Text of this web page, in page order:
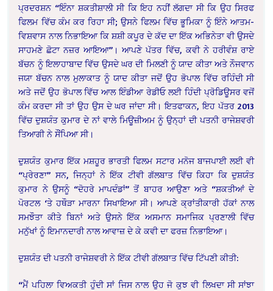
ਪ੍ਰਦਰਸ਼ਨ “ਇੰਨਾ ਸ਼ਕਤੀਸ਼ਾਲੀ ਸੀ ਕਿ ਇਹ ਨਹੀਂ ਲੱਗਦਾ ਸੀ ਕਿ ਉਹ ਸਿਰਫ
ਫਿਲਮ ਵਿੱਚ ਕੰਮ ਕਰ ਰਿਹਾ ਸੀ; ਉਸਨੇ ਫਿਲਮ ਵਿੱਚ ਭੂਮਿਕਾ ਨੂੰ ਇੰਨੇ ਆਤਮ-
ਵਿਸ਼ਵਾਸ ਨਾਲ ਨਿਭਾਇਆ ਕਿ ਸ਼ਸ਼ੀ ਕਪੂਰ ਦੇ ਕੱਦ ਦਾ ਇੱਕ ਅਭਿਨੇਤਾ ਵੀ ਉਸਦੇ
ਸਾਹਮਣੇ ਛੋਟਾ ਨਜ਼ਰ ਆਇਆ”। ਆਪਣੇ ਪੱਤਰ ਵਿੱਚ, ਕਵੀ ਨੇ ਹਰੀਵੰਸ਼ ਰਾਏ
ਬੱਚਨ ਨੂੰ ਇਲਾਹਾਬਾਦ ਵਿੱਚ ਉਸਦੇ ਘਰ ਦੀ ਮਿਲਣੀ ਨੂੰ ਯਾਦ ਕੀਤਾ ਅਤੇ ਨੌਜਵਾਨ
ਜਯਾ ਬੱਚਨ ਨਾਲ ਮੁਲਾਕਾਤ ਨੂੰ ਯਾਦ ਕੀਤਾ ਜਦੋਂ ਉਹ ਭੋਪਾਲ ਵਿੱਚ ਰਹਿੰਦੀ ਸੀ
ਅਤੇ ਜਦੋਂ ਉਹ ਭੋਪਾਲ ਵਿੱਚ ਆਲ ਇੰਡੀਆ ਰੇਡੀਓ ਲਈ ਹਿੰਦੀ ਪ੍ਰੋਡਿਊਸਰ ਵਜੋਂ
ਕੰਮ ਕਰਦਾ ਸੀ ਤਾਂ ਉਹ ਉਸ ਦੇ ਘਰ ਜਾਂਦਾ ਸੀ। ਇਤਫਾਕਨ, ਇਹ ਪੱਤਰ 2013
ਵਿੱਚ ਦੁਸ਼ਯੰਤ ਕੁਮਾਰ ਦੇ ਨਾਂ ਵਾਲੇ ਮਿਊਜ਼ੀਅਮ ਨੂੰ ਉਨ੍ਹਾਂ ਦੀ ਪਤਨੀ ਰਾਜੇਸ਼ਵਰੀ
ਤਿਆਗੀ ਨੇ ਸੌਂਪਿਆ ਸੀ।
ਦੁਸ਼ਯੰਤ ਕੁਮਾਰ ਇੱਕ ਮਸ਼ਹੂਰ ਭਾਰਤੀ ਫਿਲਮ ਸਟਾਰ ਮਨੋਜ ਬਾਜਪਾਈ ਲਈ ਵੀ
“ਪ੍ਰੇਰਣਾ” ਸਨ, ਜਿਨ੍ਹਾਂ ਨੇ ਇੱਕ ਟੀਵੀ ਗੱਲਬਾਤ ਵਿੱਚ ਕਿਹਾ ਕਿ ਦੁਸ਼ਯੰਤ
ਕੁਮਾਰ ਨੇ ਉਸਨੂੰ “ਦੋਹਰੇ ਮਾਪਦੰਡਾਂ” ਤੋਂ ਬਾਹਰ ਆਉਣਾ ਅਤੇ “ਸ਼ਕਤੀਆਂ ਦੇ
ਪੋਰਟਲ ‘ਤੇ ਹਥੌੜਾ ਮਾਰਨਾ ਸਿਖਾਇਆ ਸੀ। ਆਪਣੇ ਕ੍ਰਾਂਤੀਕਾਰੀ ਹੱਕਾਂ ਨਾਲ
ਸਮਝੌਤਾ ਕੀਤੇ ਬਿਨਾਂ ਅਤੇ ਉਸਨੇ ਇੱਕ ਅਸਮਾਨ ਸਮਾਜਿਕ ਪ੍ਰਣਾਲੀ ਵਿੱਚ
ਮਨੁੱਖਾਂ ਨੂੰ ਇਮਾਨਦਾਰੀ ਨਾਲ ਆਵਾਜ਼ ਦੇ ਕੇ ਕਵੀ ਦਾ ਫਰਜ਼ ਨਿਭਾਇਆ।
ਦੁਸ਼ਯੰਤ ਦੀ ਪਤਨੀ ਰਾਜੇਸ਼ਵਰੀ ਨੇ ਇੱਕ ਟੀਵੀ ਗੱਲਬਾਤ ਵਿੱਚ ਟਿੱਪਣੀ ਕੀਤੀ:
“ਮੈਂ ਪਹਿਲਾ ਵਿਅਕਤੀ ਹੁੰਦੀ ਸਾਂ ਜਿਸ ਨਾਲ ਉਹ ਜੋ ਕੁਝ ਵੀ ਲਿਖਦਾ ਸੀ ਸਾਂਝਾ